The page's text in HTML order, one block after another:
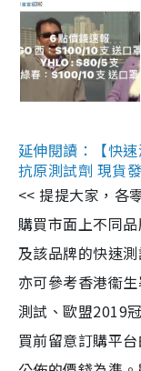
延伸閱讀：【快
抗原測試劑 現貨
<< 提提大家，各
購買市面上不同
及該品牌的快速
亦可參考香港衞
測試、歐盟2019
買前留意訂購平